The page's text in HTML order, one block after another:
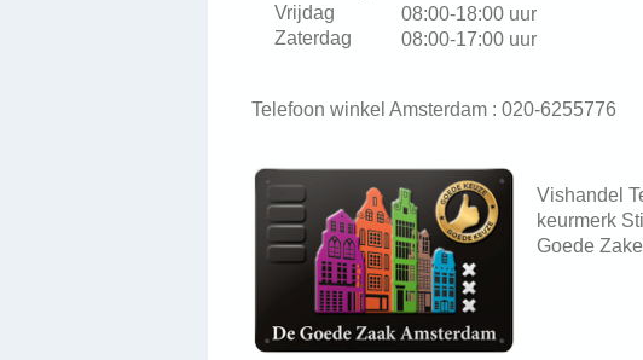
Telefoon winkel Amsterdam : 020-6255776
08:00-18:00 uur
08:00-17:00 uur
Vrijdag
Zaterdag
Vishandel
keurmerk
Goede